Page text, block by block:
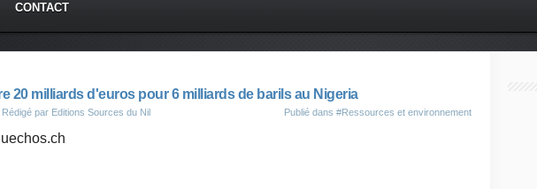
CONTACT
20 milliards d'euros pour 6 milliards de barils au Nigeria
, Rédigé par Editions Sources du Nil Publié dans #Ressources et environnement